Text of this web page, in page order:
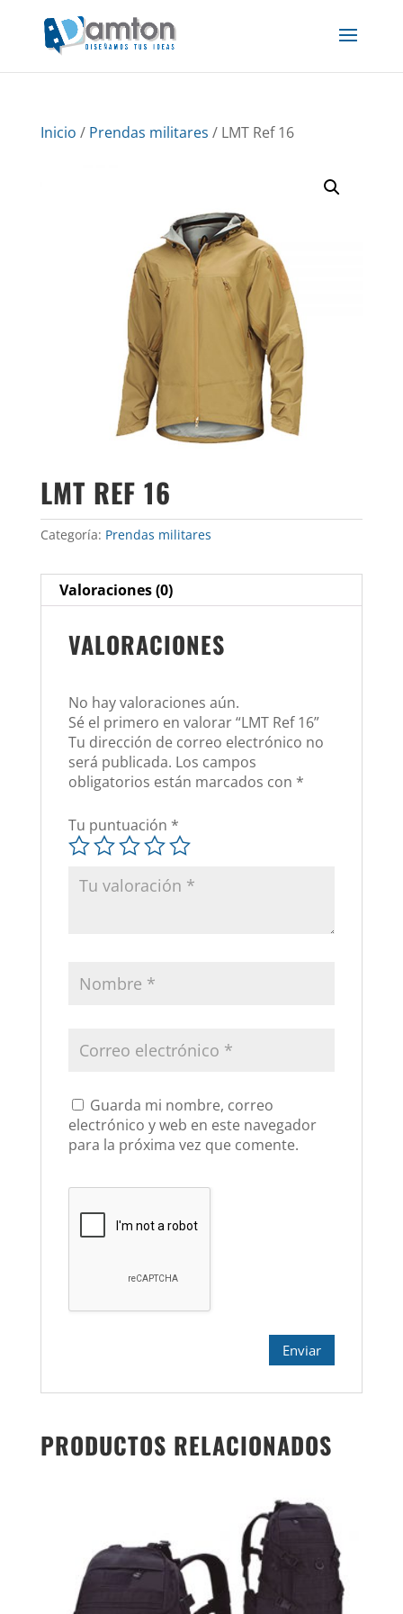
Inicio / Prendas militares / LMT Ref 16
LMT REF 16
Categoría: Prendas militares
Valoraciones (0)
VALORACIONES
No hay valoraciones aún.
Sé el primero en valorar “LMT Ref 16”
Tu dirección de correo electrónico no
será publicada. Los campos
obligatorios están marcados con *
Tu puntuación *
Guarda mi nombre, correo
electrónico y web en este navegador
para la próxima vez que comente.
PRODUCTOS RELACIONADOS